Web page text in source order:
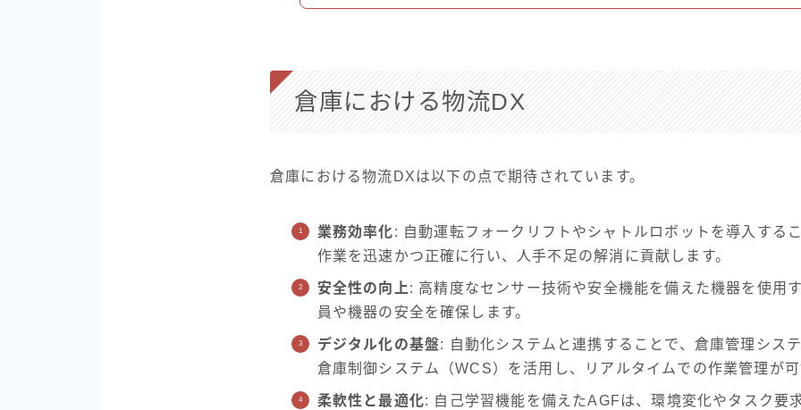
倉庫における物流DX
倉庫における物流DXは以下の点で期待されています。
業務効率化: 自動運転フォークリフトやシャトルロボットを導入する
作業を迅速かつ正確に行い、人手不足の解消に貢献します。
安全性の向上: 高精度なセンサー技術や安全機能を備えた機器を使用
員や機器の安全を確保します。
デジタル化の基盤: 自動化システムと連携することで、倉庫管理シス
倉庫制御システム（WCS）を活用し、リアルタイムでの作業管理が
柔軟性と最適化: 自己学習機能を備えたAGFは、環境変化やタスク要